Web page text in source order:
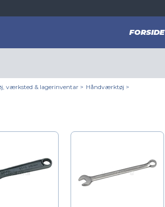
FORSIDE
værksted & lagerinventar > Håndværktøj >